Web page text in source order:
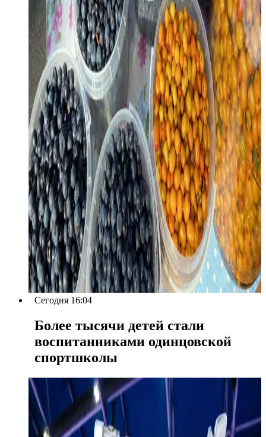
Сегодня 16:04
Более тысячи детей стали
воспитанниками одинцовской
спортшколы